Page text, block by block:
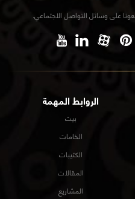
الروابط المهمة
بيت
الخامات
الكتيبات
المقالات
المشاريع
على وسائل التواصل الاجتماعي.